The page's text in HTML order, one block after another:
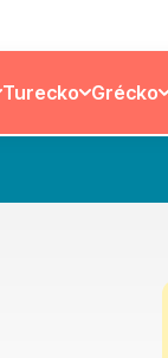
Turecko Grécko